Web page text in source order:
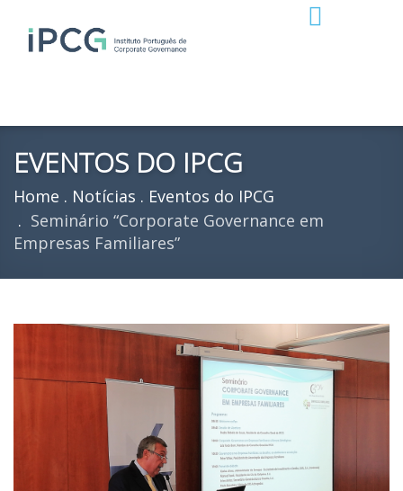
EVENTOS DO IPCG
Home Notícias
Eventos do IPCG
Seminário “Corporate Governance em
Empresas Familiares”